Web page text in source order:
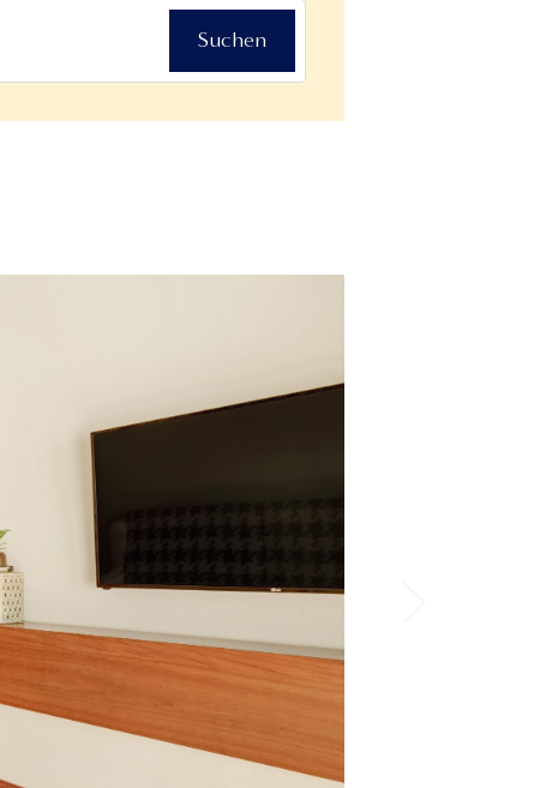
Suchen